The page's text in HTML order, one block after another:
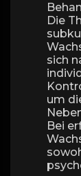
Die
sich
um
Bei